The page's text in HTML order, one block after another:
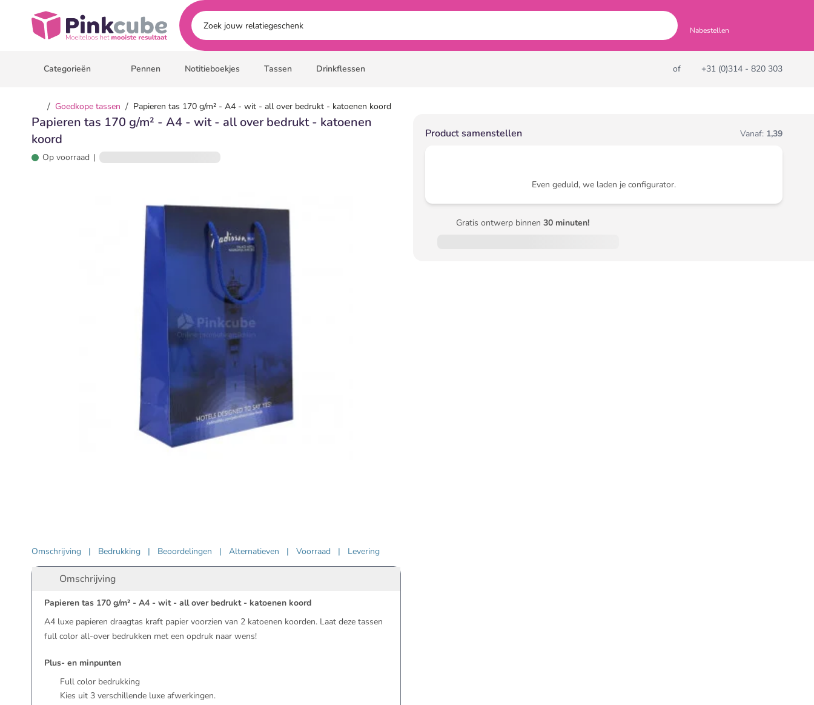
Pinkcube
Nabestellen
Categorieën Pennen Notitieboekjes Tassen Drinkflessen of +31 (0)314 - 820 303
/ Goedkope tassen / Papieren tas 170 g/m² - A4 - wit - all over bedrukt - katoenen koord
Papieren tas 170 g/m² - A4 - wit - all over bedrukt - katoenen
koord
Op voorraad |
Product samenstellen Vanaf: 1,39
Even geduld, we laden je configurator.
Gratis ontwerp binnen 30 minuten!
Omschrijving | Bedrukking | Beoordelingen | Alternatieven | Voorraad | Levering
Omschrijving
Papieren tas 170 g/m² - A4 - wit - all over bedrukt - katoenen koord
A4 luxe papieren draagtas kraft papier voorzien van 2 katoenen koorden. Laat deze tassen
full color all-over bedrukken met een opdruk naar wens!
Plus- en minpunten
Full color bedrukking
Kies uit 3 verschillende luxe afwerkingen.